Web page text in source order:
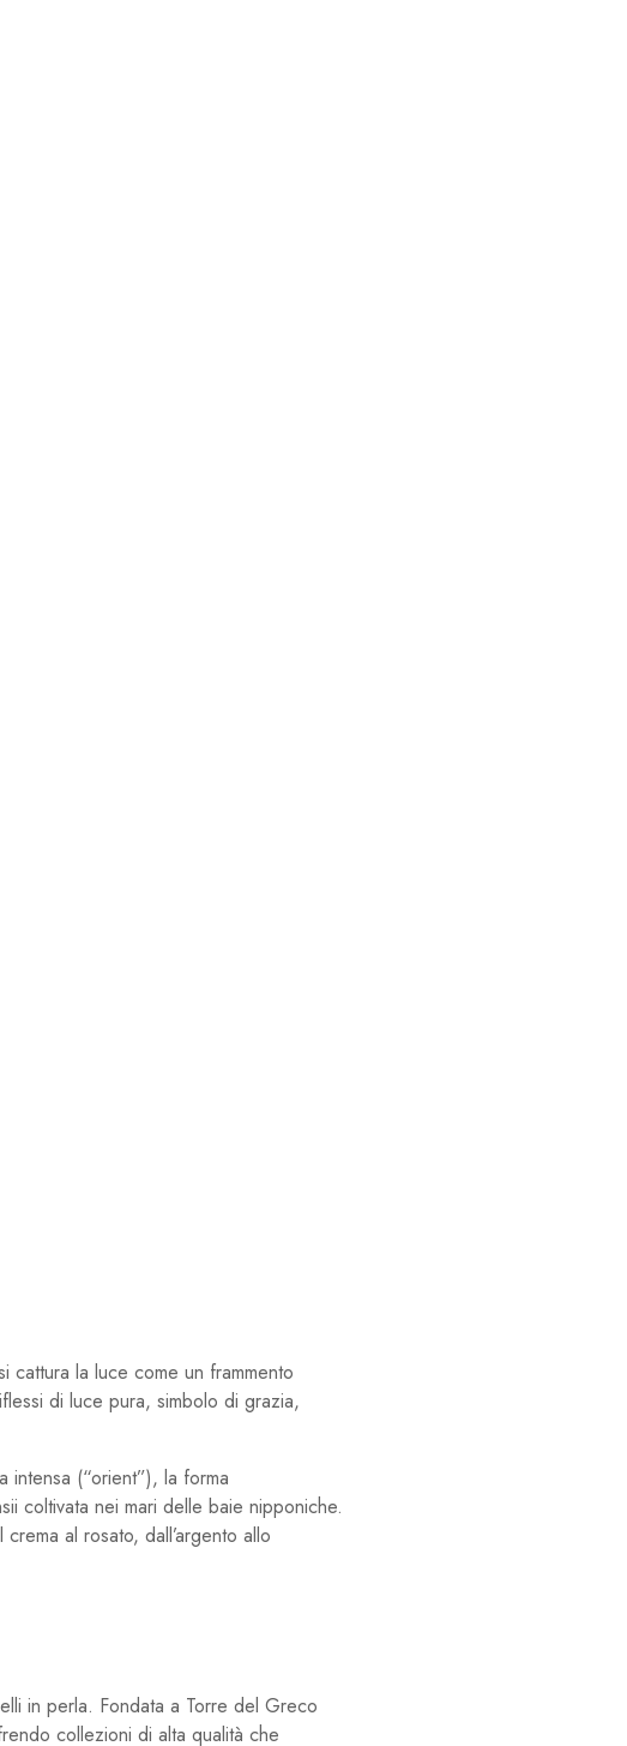
la luce come un frammento
di luce pura, simbolo di grazia,
(“orient”), la forma
coltivata nei mari delle baie nipponiche.
al rosato, dall’argento allo
in perla. Fondata a Torre del Greco
collezioni di alta qualità che